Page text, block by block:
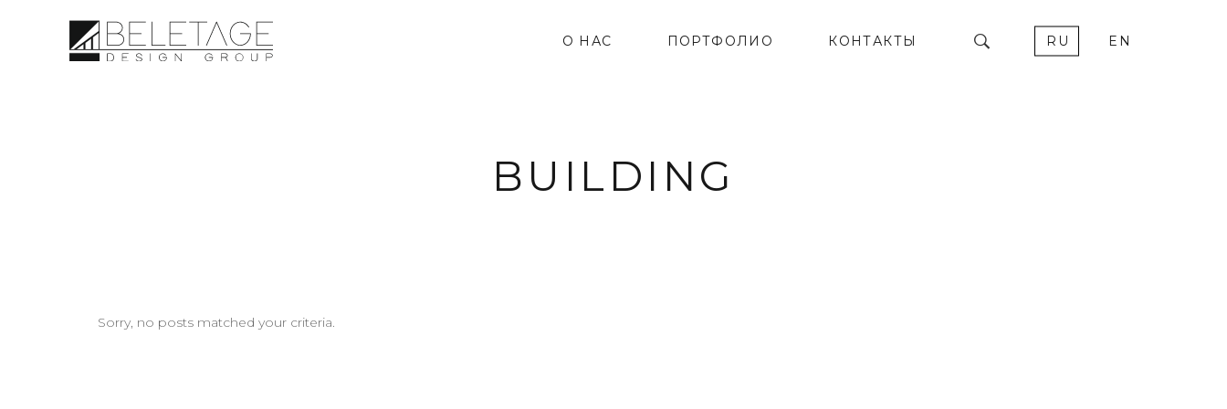
О НАС ПОРТФОЛИО КОНТАКТЫ RU EN
BUILDING
Sorry, no posts matched your criteria.